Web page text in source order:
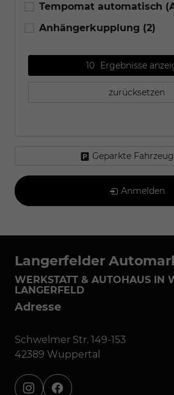
Tempomat automatisch
Anhängerkupplung (2)
10 Ergebnisse
zurücksetzen
Geparkte
Anmelden
Langerfelder
WERKSTATT & AUTOHAUS IN
LANGERFELD
Adresse
Schwelmer Str. 149-153
42389 Wuppertal
instagramfacebook